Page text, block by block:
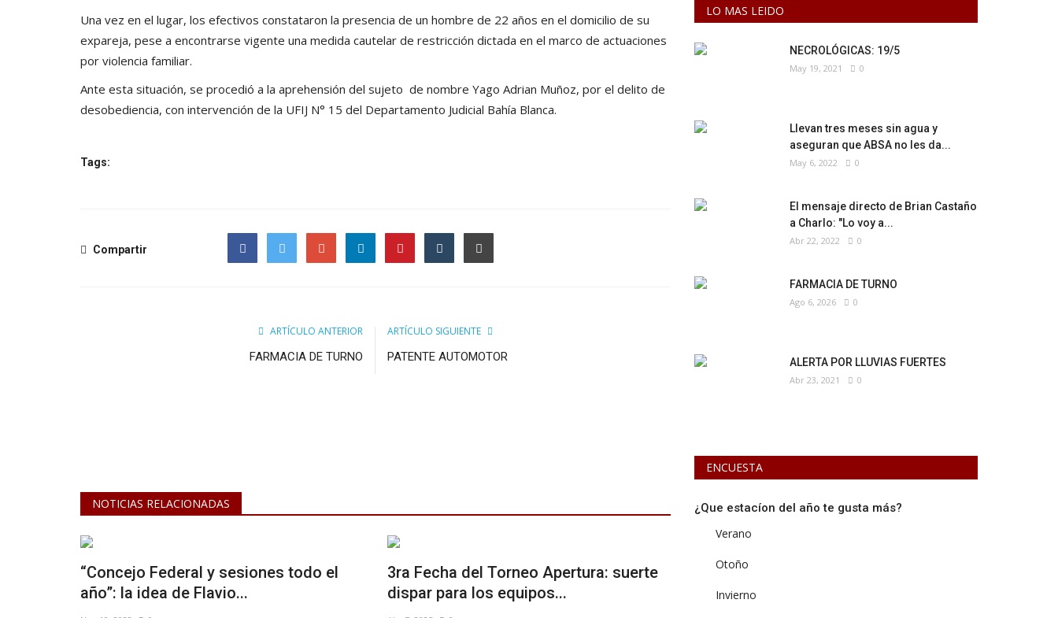
Una vez en el lugar, los efectivos constataron la presencia de un hombre de 22 años en el domicilio de su
expareja, pese a encontrarse vigente una medida cautelar de restricción dictada en el marco de actuaciones
por violencia familiar.
Ante esta situación, se procedió a la aprehensión del sujeto de nombre Yago Adrian Muñoz, por el delito de
desobediencia, con intervención de la UFIJ N° 15 del Departamento Judicial Bahía Blanca.
Tags:
Compartir
ARTÍCULO ANTERIOR
FARMACIA DE TURNO
ARTÍCULO SIGUIENTE
PATENTE AUTOMOTOR
NOTICIAS RELACIONADAS
“Concejo Federal y sesiones todo el
año”: la idea de Flavio...
3ra Fecha del Torneo Apertura: suerte
dispar para los equipos...
LO MAS LEIDO
NECROLÓGICAS: 19/5
May 19, 2021 0
Llevan tres meses sin agua y
aseguran que ABSA no les da...
May 6, 2022 0
El mensaje directo de Brian Castaño
a Charlo: "Lo voy a...
Abr 22, 2022 0
FARMACIA DE TURNO
Ago 6, 2026 0
ALERTA POR LLUVIAS FUERTES
Abr 23, 2021 0
ENCUESTA
¿Que estacíon del año te gusta más?
Verano
Otoño
Invierno